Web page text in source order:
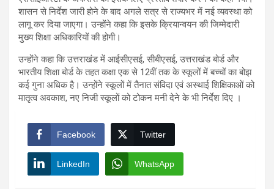
शासन से निर्देश जारी होने के बाद अगले सत्र से राज्यभर में नई व्यवस्था को
लागू कर दिया जाएगा। उन्होंने कहा कि इसके क्रियान्वयन की जिम्मेदारी
मुख्य शिक्षा अधिकारियों की होगी।
उन्होंने कहा कि उत्तराखंड में आईसीएसई, सीबीएसई, उत्तराखंड बोर्ड और
भारतीय शिक्षा बोर्ड के तहत कक्षा एक से 12वीं तक के स्कूलों में बच्चों का बोझ
कई गुना अधिक है। उन्होंने स्कूलों में तैनात संविदा एवं अस्थाई शिक्षिकाओं को
मातृत्व अवकाश, नए निजी स्कूलों को टोकन मनी देने के भी निर्देश दिए ।
Facebook Twitter
LinkedIn WhatsApp